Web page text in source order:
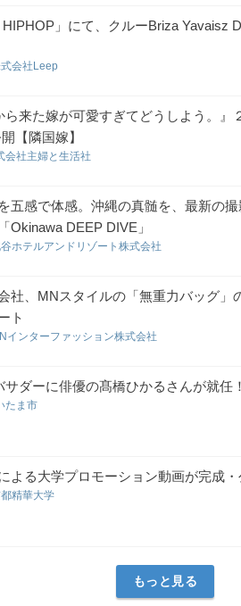
」にて、クルーBriza Yavaisz
会社Leep
ら来た嫁が可愛すぎてどうしよう。』
【隣国嫁】
会社主婦と生活社
五感で体感。沖縄の真髄を、最新の
Okinawa DEEP DIVE」
ホテルアンドリゾート株式会社
社、MNスタイルの「無重力バッグ」
ト
インターファッション株式会社
ダーに俳優の髙橋ひかるさんが就任！
たま市
よる大学プロモーション動画が完成
精華大学
もっと見る